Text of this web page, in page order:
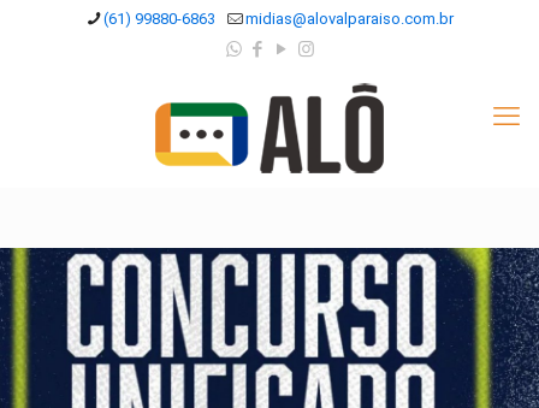
(61) 99880-6863 midias@alovalparaiso.com.br